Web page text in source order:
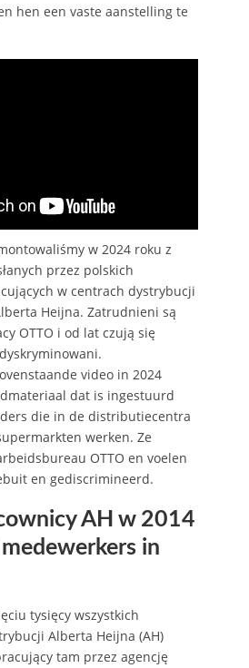
hen een vaste aanstelling te
w 2024 roku z
przez polskich
w centrach dystrybucji
Heijna. Zatrudnieni są
OTTO i od lat czują się
video in 2024
dat is ingestuurd
die in de distributiecentra
werken. Ze
OTTO en voelen
en gediscrimineerd.
AH w 2014
medewerkers in
tysięcy wszystkich
Alberta Heijna (AH)
tam przez agencję